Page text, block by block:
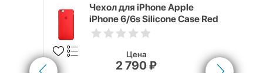
Чехол для iPhone Apple
iPhone 6/6s Silicone Case Red
Цена
2 790 ₽